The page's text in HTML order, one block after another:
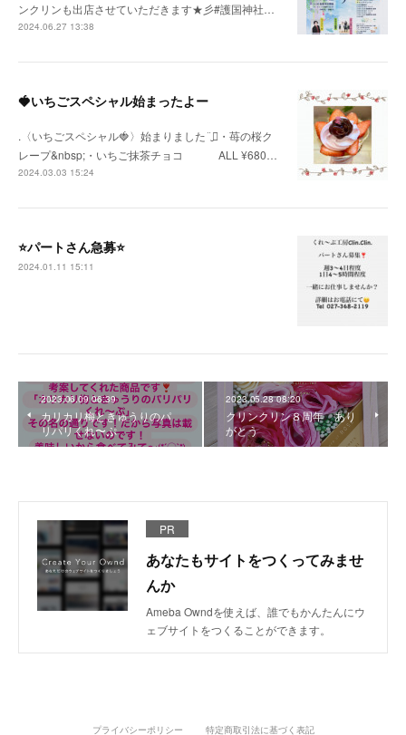
ンクリンも出店させていただきます★彡#護国神社…
2024.06.27 13:38
🍓いちごスペシャル始まったよー
.〈いちごスペシャル🍓〉始まりました¨̮⃝・苺の桜ク
レープ&nbsp;・いちご抹茶チョコ ⠀ ⠀ ⠀ ALL ¥680…
2024.03.03 15:24
⭐️パートさん急募⭐️
2024.01.11 15:11
2023.06.09 06:39
カリカリ梅ときゅうりのパ
リパリくれ〜ぷ
2023.05.28 08:20
クリンクリン８周年 あり
がとう
PR
あなたもサイトをつくってみませ
んか
Ameba Owndを使えば、誰でもかんたんにウ
ェブサイトをつくることができます。
プライバシーポリシー 特定商取引法に基づく表記